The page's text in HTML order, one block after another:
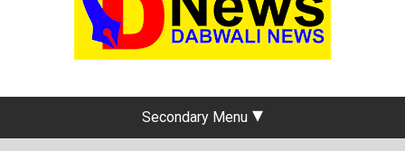
INSTAGRAM
Secondary Menu